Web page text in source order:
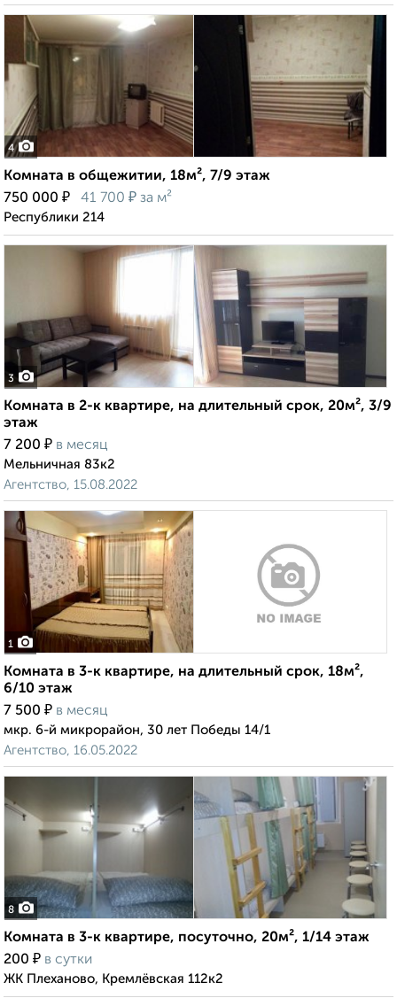
4
Комната в общежитии, 18м², 7/9 этаж
750 000 ₽ 41 700 ₽ за м²
Республики 214
3
Комната в 2-к квартире, на длительный срок, 20м², 3/9
этаж
7 200 ₽ в месяц
Мельничная 83к2
Агентство, 15.08.2022
1
Комната в 3-к квартире, на длительный срок, 18м²,
6/10 этаж
7 500 ₽ в месяц
мкр. 6-й микрорайон, 30 лет Победы 14/1
Агентство, 16.05.2022
8
Комната в 3-к квартире, посуточно, 20м², 1/14 этаж
200 ₽ в сутки
ЖК Плеханово, Кремлёвская 112к2